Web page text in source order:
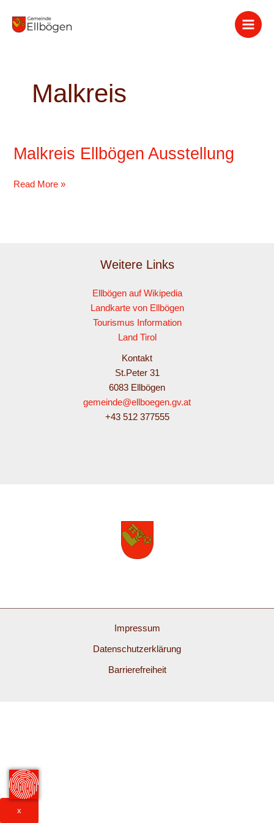
Inhalt
Malkreis
Malkreis Ellbögen Ausstellung
Malkreis
Ausstellung
Read More »
Weitere Links
Ellbögen auf Wikipedia
Landkarte von Ellbögen
Tourismus Information
Land Tirol
Kontakt
St.Peter 31
6083 Ellbögen
gemeinde@ellboegen.gv.at
+43 512 377555
Impressum
Datenschutzerklärung
Barrierefreiheit
x